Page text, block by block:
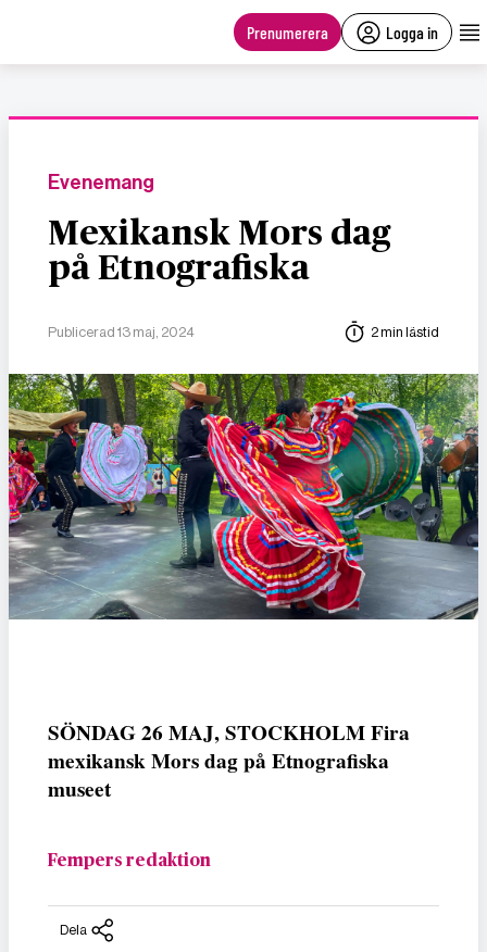
Prenumerera Logga in
Evenemang
Mexikansk Mors dag
på Etnografiska
Publicerad 13 maj, 2024 2 min lästid
SÖNDAG 26 MAJ, STOCKHOLM Fira
mexikansk Mors dag på Etnografiska
museet
Fempers redaktion
Dela